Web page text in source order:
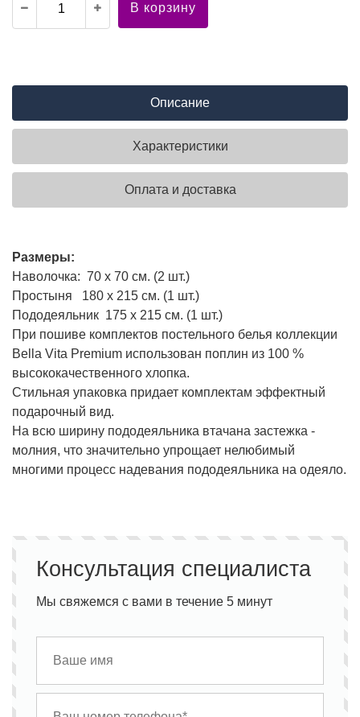
В корзину
Описание
Характеристики
Оплата и доставка
Размеры:
Наволочка: 70 х 70 см. (2 шт.)
Простыня 180 х 215 см. (1 шт.)
Пододеяльник 175 х 215 см. (1 шт.)
При пошиве комплектов постельного белья коллекции
Bella Vita Premium использован поплин из 100 %
высококачественного хлопка.
Стильная упаковка придает комплектам эффектный
подарочный вид.
На всю ширину пододеяльника втачана застежка -
молния, что значительно упрощает нелюбимый
многими процесс надевания пододеяльника на одеяло.
Консультация специалиста
Мы свяжемся с вами в течение 5 минут